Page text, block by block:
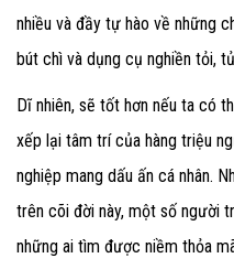
nhiều và đầy tự hào về những
bút chì và dụng cụ nghiền tỏi,
Dĩ nhiên, sẽ tốt hơn nếu ta có
xếp lại tâm trí của hàng triệu
nghiệp mang dấu ấn cá nhân.
trên cõi đời này, một số người
những ai tìm được niềm thỏa